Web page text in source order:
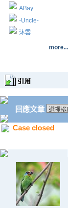
ABay
-Uncle-
沐雲
more...
回應文章
Case closed